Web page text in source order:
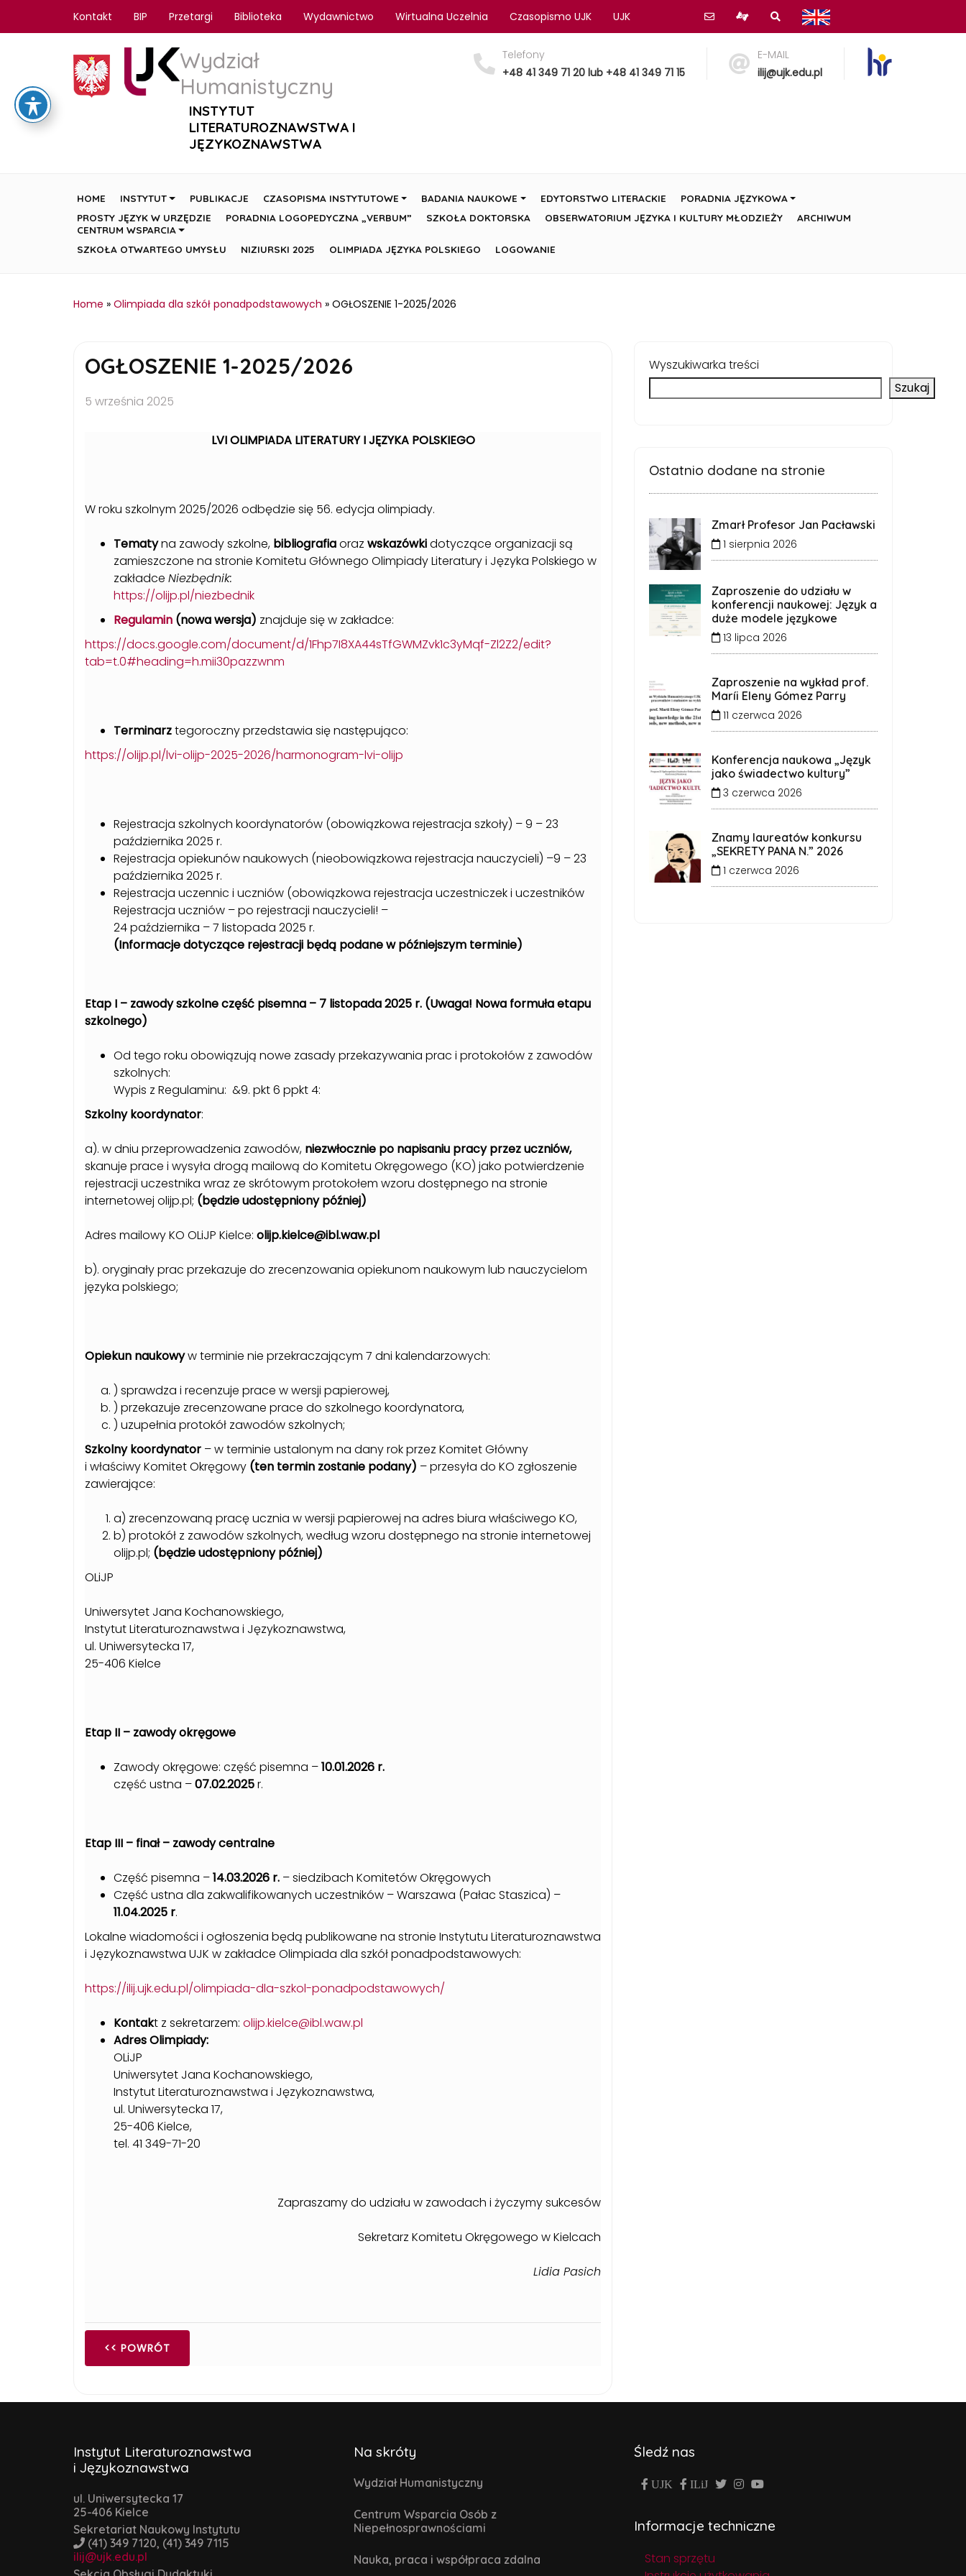
Kontakt BIP Przetargi Biblioteka Wydawnictwo Wirtualna Uczelnia Czasopismo UJK UJK
Wydział
Humanistyczny
INSTYTUT
LITERATUROZNAWSTWA I
JĘZYKOZNAWSTWA
Telefony
+48 41 349 71 20 lub +48 41 349 71 15
E-MAIL
ilij@ujk.edu.pl
HOME INSTYTUT PUBLIKACJE CZASOPISMA INSTYTUTOWE BADANIA NAUKOWE EDYTORSTWO LITERACKIE
PORADNIA JĘZYKOWA
PROSTY JĘZYK W URZĘDZIE
CENTRUM WSPARCIA
PORADNIA LOGOPEDYCZNA „VERBUM” SZKOŁA DOKTORSKA OBSERWATORIUM JĘZYKA I KULTURY MŁODZIEŻY ARCHIWUM
SZKOŁA OTWARTEGO UMYSŁU NIZIURSKI 2025 OLIMPIADA JĘZYKA POLSKIEGO LOGOWANIE
Home » Olimpiada dla szkół ponadpodstawowych » OGŁOSZENIE 1-2025/2026
OGŁOSZENIE 1-2025/2026
5 września 2025
LVI OLIMPIADA LITERATURY I JĘZYKA POLSKIEGO
W roku szkolnym 2025/2026 odbędzie się 56. edycja olimpiady.
Tematyna zawody szkolne, bibliografiaoraz wskazówkidotyczące organizacji są
zamieszczone na stronie Komitetu Głównego Olimpiady Literatury i Języka Polskiego w
zakładce Niezbędnik:
https://olijp.pl/niezbednik
Regulamin (nowa wersja) znajduje się w zakładce:
https://docs.google.com/document/d/1Fhp7I8XA44sTfGWMZvk1c3yMqf-Zl2Z2/edit?
tab=t.0#heading=h.mii30pazzwnm
Terminarztegoroczny przedstawia się następująco:
https://olijp.pl/lvi-olijp-2025-2026/harmonogram-lvi-olijp
Rejestracja szkolnych koordynatorów (obowiązkowa rejestracja szkoły) – 9 – 23
października 2025 r.
Rejestracja opiekunów naukowych (nieobowiązkowa rejestracja nauczycieli) –9 – 23
października 2025 r.
Rejestracja uczennic i uczniów (obowiązkowa rejestracja uczestniczek i uczestników
Rejestracja uczniów – po rejestracji nauczycieli! –
24 października – 7 listopada 2025 r.
(Informacje dotyczące rejestracji będą podane w późniejszym terminie)
Etap I – zawody szkolne część pisemna – 7 listopada 2025 r. (Uwaga! Nowa formuła etapu
szkolnego)
Od tego roku obowiązują nowe zasady przekazywania prac i protokołów z zawodów
szkolnych:
Wypis z Regulaminu: &9. pkt 6 ppkt 4:
Szkolny koordynator:
a). w dniu przeprowadzenia zawodów, niezwłocznie po napisaniu pracy przez uczniów,
skanuje prace i wysyła drogą mailową do Komitetu Okręgowego (KO) jako potwierdzenie
rejestracji uczestnika wraz ze skrótowym protokołem wzoru dostępnego na stronie
internetowej olijp.pl; (będzie udostępniony później)
Adres mailowy KO OLiJP Kielce: olijp.kielce@ibl.waw.pl
b). oryginały prac przekazuje do zrecenzowania opiekunom naukowym lub nauczycielom
języka polskiego;
Opiekun naukowyw terminie nie przekraczającym 7 dni kalendarzowych:
) sprawdza i recenzuje prace w wersji papierowej,
) przekazuje zrecenzowane prace do szkolnego koordynatora,
) uzupełnia protokół zawodów szkolnych;
Szkolny koordynator – w terminie ustalonym na dany rok przez Komitet Główny
i właściwy Komitet Okręgowy (ten termin zostanie podany) – przesyła do KO zgłoszenie
zawierające:
a) zrecenzowaną pracę ucznia w wersji papierowej na adres biura właściwego KO,
b) protokół z zawodów szkolnych, według wzoru dostępnego na stronie internetowej
olijp.pl; (będzie udostępniony później)
OLiJP
Uniwersytet Jana Kochanowskiego,
Instytut Literaturoznawstwa i Językoznawstwa,
ul. Uniwersytecka 17,
25-406 Kielce
Etap II – zawody okręgowe
Zawody okręgowe: część pisemna –10.01.2026 r.
część ustna –07.02.2025r.
Etap III – finał – zawody centralne
Część pisemna –14.03.2026 r. – siedzibach Komitetów Okręgowych
Część ustna dla zakwalifikowanych uczestników – Warszawa (Pałac Staszica) –
11.04.2025 r.
Lokalne wiadomości i ogłoszenia będą publikowane na stronie Instytutu Literaturoznawstwa
i Językoznawstwa UJK w zakładce Olimpiada dla szkół ponadpodstawowych:
https://ilij.ujk.edu.pl/olimpiada-dla-szkol-ponadpodstawowych/
Kontakt z sekretarzem: olijp.kielce@ibl.waw.pl
Adres Olimpiady:
OLiJP
Uniwersytet Jana Kochanowskiego,
Instytut Literaturoznawstwa i Językoznawstwa,
ul. Uniwersytecka 17,
25-406 Kielce,
tel. 41 349-71-20
Zapraszamy do udziału w zawodach i życzymy sukcesów
Sekretarz Komitetu Okręgowego w Kielcach
Lidia Pasich
<< POWRÓT
Wyszukiwarka treści
Szukaj
Ostatnio dodane na stronie
Zmarł Profesor Jan Pacławski
1 sierpnia 2026
Zaproszenie do udziału w
konferencji naukowej: Język a
duże modele językowe
13 lipca 2026
Zaproszenie na wykład prof.
Maríi Eleny Gómez Parry
11 czerwca 2026
Konferencja naukowa „Język
jako świadectwo kultury”
3 czerwca 2026
Znamy laureatów konkursu
„SEKRETY PANA N.” 2026
1 czerwca 2026
Instytut Literaturoznawstwa
i Językoznawstwa
ul. Uniwersytecka 17
25-406 Kielce
Sekretariat Naukowy Instytutu
(41) 349 7120, (41) 349 7115
ilij@ujk.edu.pl
Na skróty
Wydział Humanistyczny
Centrum Wsparcia Osób z
Niepełnosprawnościami
Nauka, praca i współpraca zdalna
Śledź nas
UJK ILiJ
Informacje techniczne
Stan sprzętu